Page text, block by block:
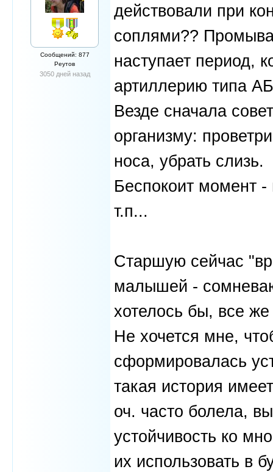
Сообщений: 877
Реутов
3050 дней назад
действовали при
соплями??
наступает период,
артиллерию типа
Везде сначала
организму:
носа, убрать слизь.
Беспокоит момент -
т.п...
Старшую сейчас
малышей -
хотелось бы, все
Не хочется мне,
сформировалась
такая история
оч. часто болела,
устойчивость ко
их использовать в